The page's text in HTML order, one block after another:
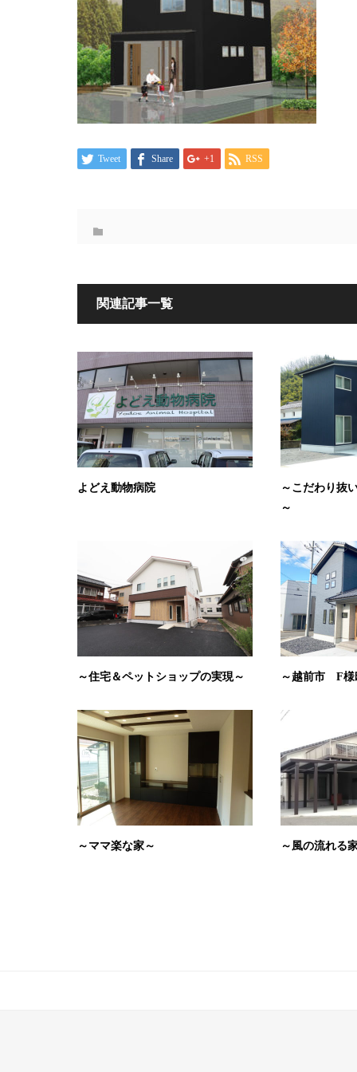
Tweet Share +1 RSS
関連記事一覧
よどえ動物病院
～こだわり抜
～
～住宅＆ペットショップの実現～ ～越前市 F様
～ママ楽な家～ ～風の流れる